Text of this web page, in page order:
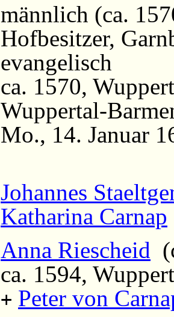
männlich (ca.
Hofbesitzer,
evangelisch
ca. 1570,
Wuppertal-
Mo., 14. Januar
Johannes
Katharina Carnap
Anna Riescheid
ca. 1594,
+ Peter von